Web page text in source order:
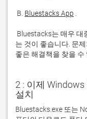
B. Bluestacks App
는 것이 좋습니다. 문
좋은 해결책을 찾을 수
2 : 이제
설치
Bluestacks.exe 또는